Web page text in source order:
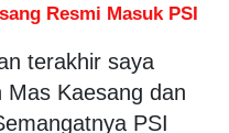
Resmi Masuk PSI
terakhir saya
Mas Kaesang dan
PSI